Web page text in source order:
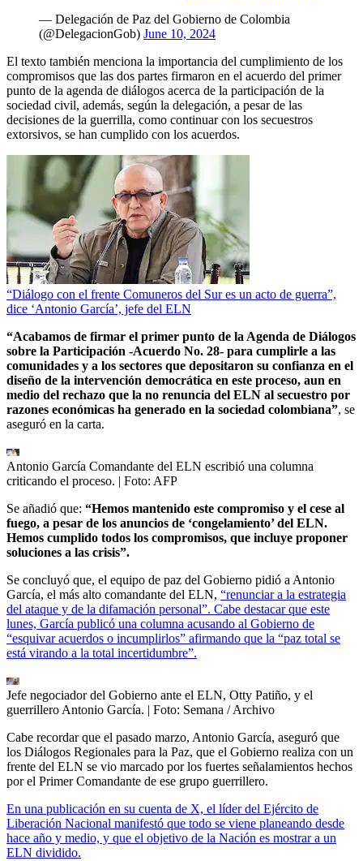
— Delegación de Paz del Gobierno de Colombia
(@DelegacionGob) June 10, 2024
El texto también menciona la importancia del cumplimiento de los
compromisos que las dos partes firmaron en el acuerdo del primer
punto de la agenda de diálogos acerca de la participación de la
sociedad civil, además, según la delegación, a pesar de las
decisiones de la guerrilla, como continuar con los secuestros
extorsivos, se han cumplido con los acuerdos.
“Diálogo con el frente Comuneros del Sur es un acto de guerra”,
dice ‘Antonio García’, jefe del ELN
“Acabamos de firmar el primer punto de la Agenda de Diálogos
sobre la Participación -Acuerdo No. 28- para cumplirle a las
comunidades y a los sectores que depositaron su confianza en el
diseño de la intervención democrática en este proceso, aun en
medio del rechazo que la no renuncia del ELN al secuestro por
razones económicas ha generado en la sociedad colombiana”, se
aseguró en la carta.
Antonio García Comandante del ELN escribió una columna
criticando el proceso. | Foto: AFP
Se añadió que: “Hemos mantenido este compromiso y el cese al
fuego, a pesar de los anuncios de ‘congelamiento’ del ELN.
Hemos cumplido todos los compromisos, que incluye proponer
soluciones a las crisis”.
Se concluyó que, el equipo de paz del Gobierno pidió a Antonio
García, el más alto comandante del ELN, “renunciar a la estrategia
del ataque y de la difamación personal”. Cabe destacar que este
lunes, García publicó una columna acusando al Gobierno de
“esquivar acuerdos o incumplirlos” afirmando que la “paz total se
está virando a la total incertidumbre”.
Jefe negociador del Gobierno ante el ELN, Otty Patiño, y el
guerrillero Antonio García. | Foto: Semana / Archivo
Cabe recordar que el pasado marzo, Antonio García, aseguró que
los Diálogos Regionales para la Paz, que el Gobierno realiza con un
frente del ELN se vio marcado por los fuertes señalamientos hechos
por el Primer Comandante de ese grupo guerrillero.
En una publicación en su cuenta de X, el líder del Ejército de
Liberación Nacional manifestó que todo se viene planeando desde
hace año y medio, y que el objetivo de la Nación es mostrar a un
ELN dividido.